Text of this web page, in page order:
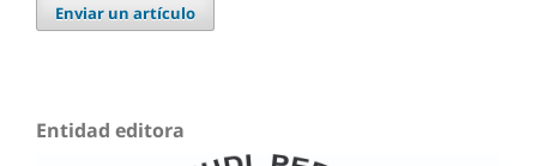
Enviar un artículo
Entidad editora